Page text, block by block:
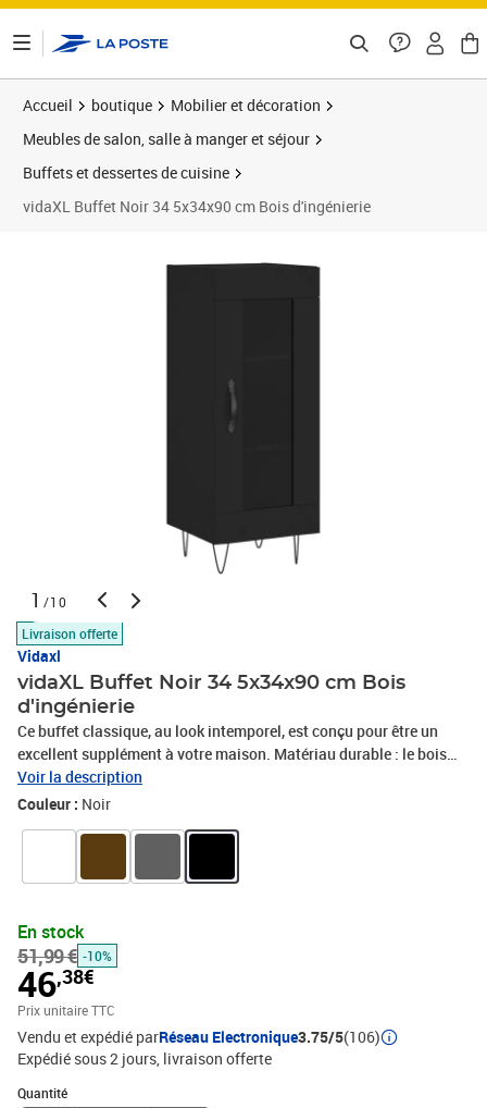
Accueil boutique
Mobilier et décoration
Meubles de salon, salle à manger et séjour
Buffets et dessertes de cuisine
vidaXL Buffet Noir 34 5x34x90 cm Bois d'ingénierie
1 /10
Livraison offerte
Vidaxl
vidaXL Buffet Noir 34 5x34x90 cm Bois
d'ingénierie
Ce buffet classique, au look intemporel, est conçu pour être un
excellent supplément à votre maison. Matériau durable : le bois
d'ingénierie est d'une qualité exceptionnelle avec une surface lisse
et présente également résistance, stabilité et résistance à
d'affichage : vous pouvez également placer vos photos,
enrichir votre vie.Design pratique : l'armoire est dotée d'une porte
en verre, ce qui vous permet de voir clairement vos objets et de les
trouver facilement. Attention :Pour éviter qu'il ne soit renversé, ce
produit doit être utilisé avec le dispositif de fixation au mur
fourni.Couleur : noirMatériau : bois d'ingénierie, métal,
verreDimensions : 34,5 x 34 x 90 cm (l x P x H)L'assemblage est
requisLegal Documents:Vous trouverez ici plus de détails sur la
façon d'empêcher vos meubles de basculer
Voir la description
Couleur : Noir
En stock
51,99 € -10%
46,38€
Prix unitaire TTC
Vendu et expédié parRéseau Electronique3.75/5(106)
Expédié sous 2 jours livraison offerte
Quantité
Quantité : 1